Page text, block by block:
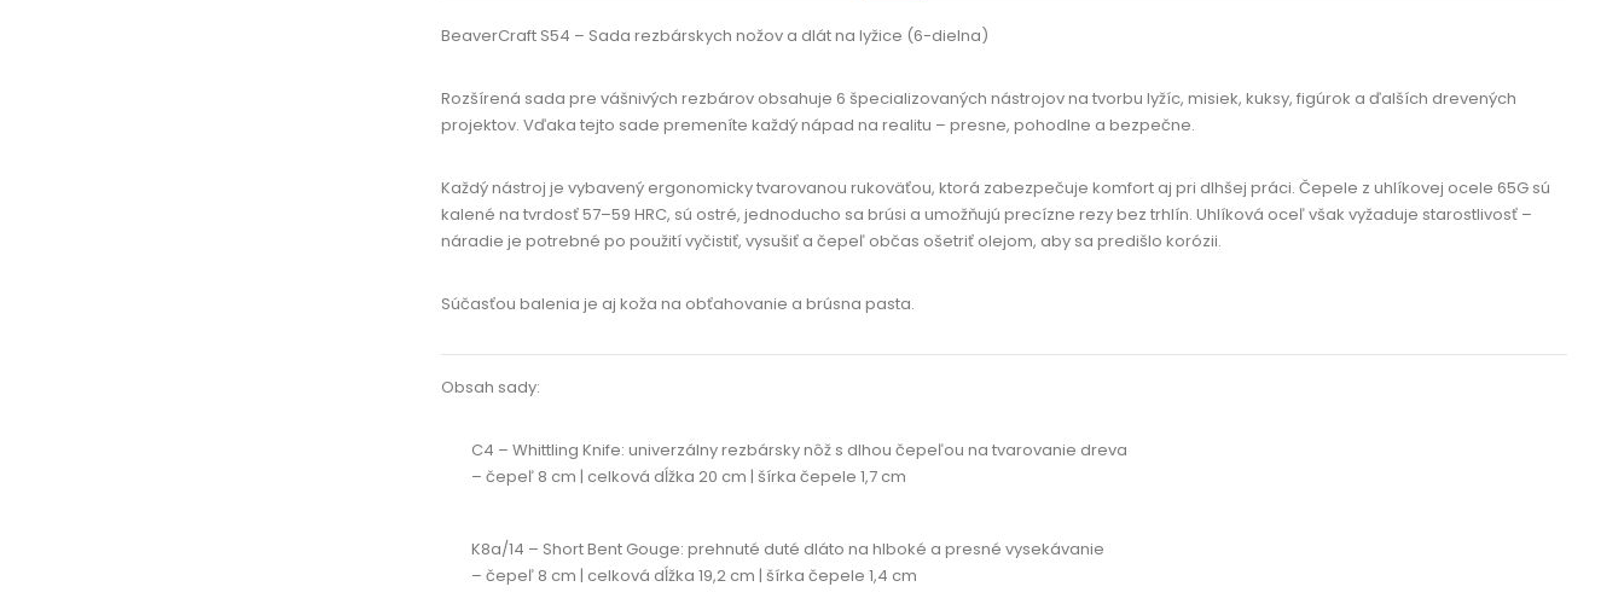
BeaverCraft S54 – Sada rezbárskych nožov a dlát na lyžice (6-dielna)
Rozšírená sada pre vášnivých rezbárov obsahuje 6 špecializovaných nástrojov na tvorbu lyžíc, misiek, kuksy, figúrok a ďalších drevených
projektov. Vďaka tejto sade premeníte každý nápad na realitu – presne, pohodlne a bezpečne.
Každý nástroj je vybavený ergonomicky tvarovanou rukoväťou, ktorá zabezpečuje komfort aj pri dlhšej práci. Čepele z uhlíkovej ocele 65G sú
kalené na tvrdosť 57–59 HRC, sú ostré, jednoducho sa brúsi a umožňujú precízne rezy bez trhlín. Uhlíková oceľ však vyžaduje starostlivosť –
náradie je potrebné po použití vyčistiť, vysušiť a čepeľ občas ošetriť olejom, aby sa predišlo korózii.
Súčasťou balenia je aj koža na obťahovanie a brúsna pasta.
Obsah sady:
C4 – Whittling Knife: univerzálny rezbársky nôž s dlhou čepeľou na tvarovanie dreva
– čepeľ 8 cm | celková dĺžka 20 cm | šírka čepele 1,7 cm
K8a/14 – Short Bent Gouge: prehnuté duté dláto na hlboké a presné vysekávanie
– čepeľ 8 cm | celková dĺžka 19,2 cm | šírka čepele 1,4 cm